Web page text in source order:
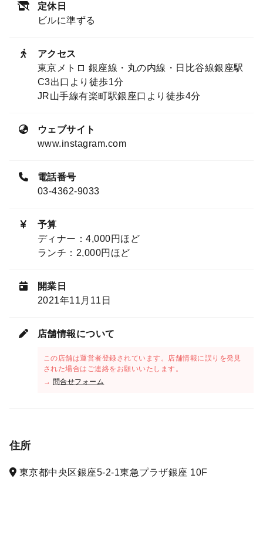
定休日
ビルに準ずる
アクセス
東京メトロ 銀座線・丸の内線・日比谷線銀座駅
C3出口より徒歩1分
JR山手線有楽町駅銀座口より徒歩4分
ウェブサイト
www.instagram.com
電話番号
03-4362-9033
予算
ディナー：4,000円ほど
ランチ：2,000円ほど
開業日
2021年11月11日
店舗情報について
この店舗は運営者登録されています。店舗情報に誤りを発見
された場合はご連絡をお願いいたします。
→ 問合せフォーム
住所
東京都中央区銀座5-2-1東急プラザ銀座 10F